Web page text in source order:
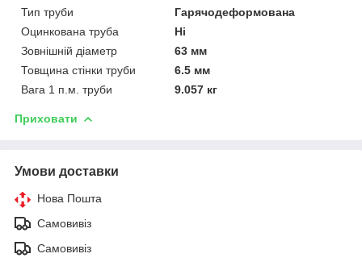
Тип труби
Гарячодеформована
Оцинкована труба
Ні
Зовнішній діаметр
63 мм
Товщина стінки труби
6.5 мм
Вага 1 п.м. труби
9.057 кг
Приховати
Умови доставки
Нова Пошта
Самовивіз
Самовивіз